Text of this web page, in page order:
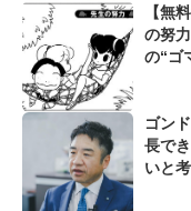
【無
の努
の“ゴ
ゴン
長で
いと